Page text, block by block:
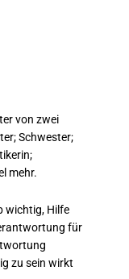
von zwei
Schwester;
mehr.
wichtig, Hilfe
für
zu sein wirkt